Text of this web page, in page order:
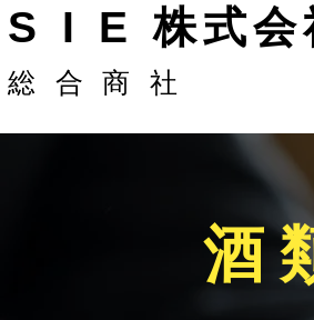
S I E 株式会
総合商社
酒